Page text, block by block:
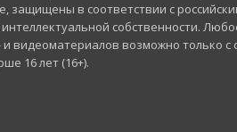
защищены в соответствии с
собственности.
видеоматериалов возможно только с
16 лет (16+).